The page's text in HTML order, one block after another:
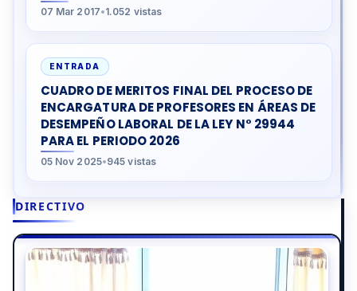
DIRECTIVO
07 Mar 2017•1.052 vistas
ENTRADA
CUADRO DE MERITOS FINAL DEL PROCESO DE
ENCARGATURA DE PROFESORES EN ÁREAS DE
DESEMPEÑO LABORAL DE LA LEY N° 29944
PARA EL PERIODO 2026
05 Nov 2025•945 vistas